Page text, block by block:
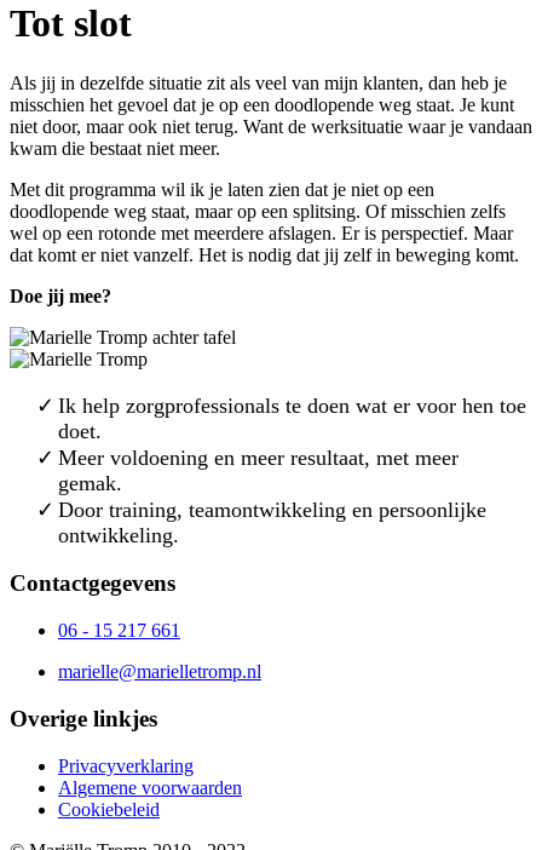
Tot slot
Als jij in dezelfde situatie zit als veel van mijn klanten, dan heb je
misschien het gevoel dat je op een doodlopende weg staat. Je kunt
niet door, maar ook niet terug. Want de werksituatie waar je vandaan
kwam die bestaat niet meer.
Met dit programma wil ik je laten zien dat je niet op een
doodlopende weg staat, maar op een splitsing. Of misschien zelfs
wel op een rotonde met meerdere afslagen. Er is perspectief. Maar
dat komt er niet vanzelf. Het is nodig dat jij zelf in beweging komt.
Doe jij mee?
Ik help zorgprofessionals te doen wat er voor hen toe
doet.
Meer voldoening en meer resultaat, met meer
gemak.
Door training, teamontwikkeling en persoonlijke
ontwikkeling.
Contactgegevens
06 - 15 217 661
marielle@marielletromp.nl
Overige linkjes
Privacyverklaring
Algemene voorwaarden
Cookiebeleid